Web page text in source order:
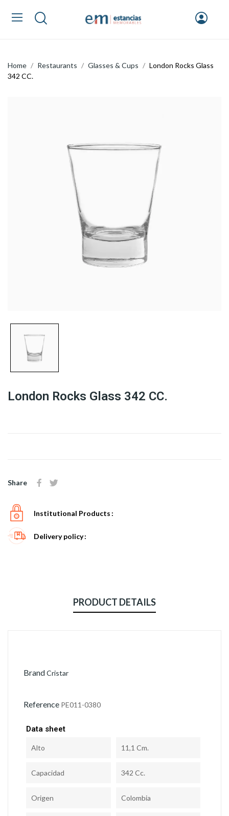
Home Restaurants Glasses & Cups
London Rocks Glass
342 CC.
London Rocks Glass 342 CC.
Share
Institutional Products
Delivery policy
PRODUCT DETAILS
BrandCristar
Reference PE011-0380
Data sheet
Alto 11,1 Cm.
Capacidad 342 Cc.
Origen Colombia